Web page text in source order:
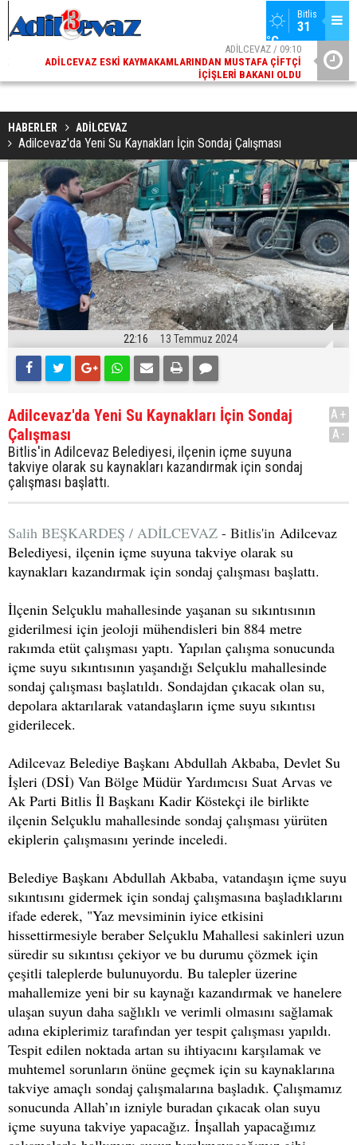
Bitlis
31
°C
ADİLCEVAZ / 09:10
ADILCEVAZ ESKI KAYMAKAMLARINDAN MUSTAFA ÇIFTÇI
İÇIŞLERI BAKANI OLDU
HABERLER ADİLCEVAZ
Adilcevaz'da Yeni Su Kaynakları İçin Sondaj Çalışması
22:16 13 Temmuz 2024
Adilcevaz'da Yeni Su Kaynakları İçin Sondaj
Çalışması
Bitlis'in Adilcevaz Belediyesi, ilçenin içme suyuna
takviye olarak su kaynakları kazandırmak için sondaj
çalışması başlattı.
A+
A-
Salih BEŞKARDEŞ / ADİLCEVAZ - Bitlis'in Adilcevaz
Belediyesi, ilçenin içme suyuna takviye olarak su
kaynakları kazandırmak için sondaj çalışması başlattı.
İlçenin Selçuklu mahallesinde yaşanan su sıkıntısının
giderilmesi için jeoloji mühendisleri bin 884 metre
rakımda etüt çalışması yaptı. Yapılan çalışma sonucunda
içme suyu sıkıntısının yaşandığı Selçuklu mahallesinde
sondaj çalışması başlatıldı. Sondajdan çıkacak olan su,
depolara aktarılarak vatandaşların içme suyu sıkıntısı
giderilecek.
Adilcevaz Belediye Başkanı Abdullah Akbaba, Devlet Su
İşleri (DSİ) Van Bölge Müdür Yardımcısı Suat Arvas ve
Ak Parti Bitlis İl Başkanı Kadir Köstekçi ile birlikte
ilçenin Selçuklu mahallesinde sondaj çalışması yürüten
ekiplerin çalışmasını yerinde inceledi.
Belediye Başkanı Abdullah Akbaba, vatandaşın içme suyu
sıkıntısını gidermek için sondaj çalışmasına başladıklarını
ifade ederek, "Yaz mevsiminin iyice etkisini
hissettirmesiyle beraber Selçuklu Mahallesi sakinleri uzun
süredir su sıkıntısı çekiyor ve bu durumu çözmek için
çeşitli taleplerde bulunuyordu. Bu talepler üzerine
mahallemize yeni bir su kaynağı kazandırmak ve hanelere
ulaşan suyun daha sağlıklı ve verimli olmasını sağlamak
adına ekiplerimiz tarafından yer tespit çalışması yapıldı.
Tespit edilen noktada artan su ihtiyacını karşılamak ve
muhtemel sorunların önüne geçmek için su kaynaklarına
takviye amaçlı sondaj çalışmalarına başladık. Çalışmamız
sonucunda Allah’ın izniyle buradan çıkacak olan suyu
içme suyuna takviye yapacağız. İnşallah yapacağımız